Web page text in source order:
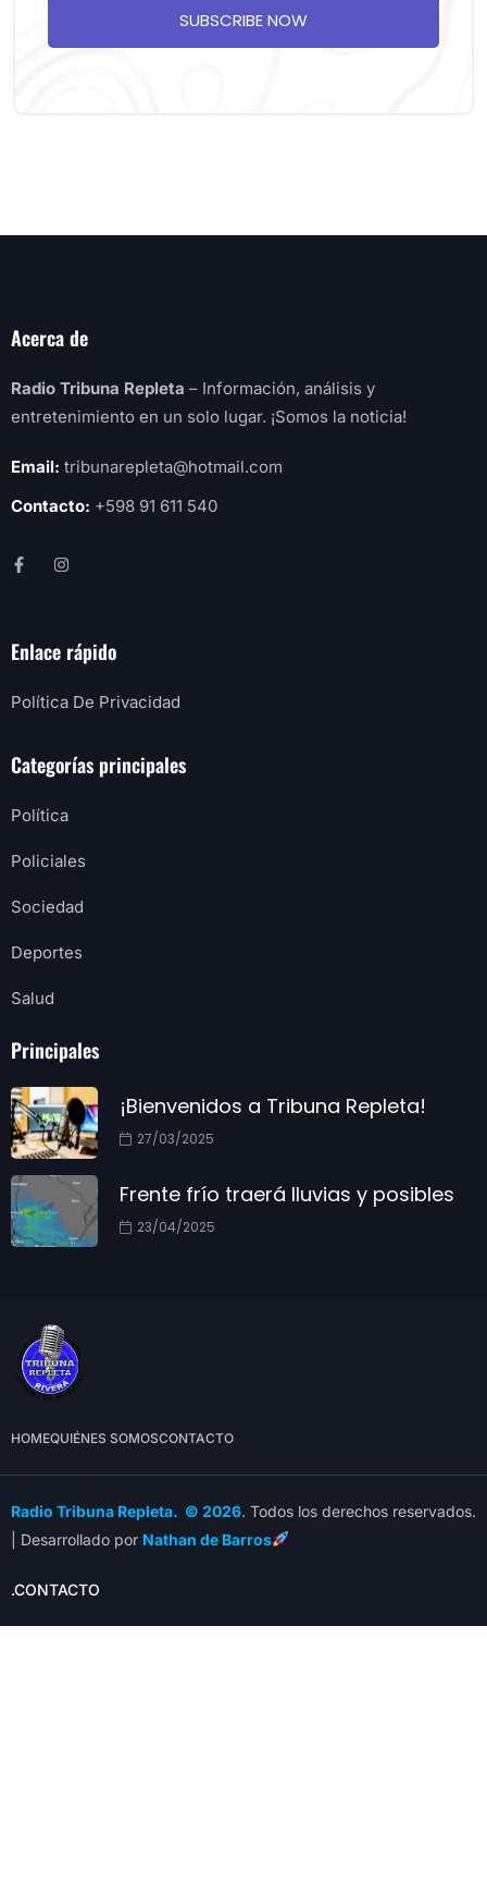
SUBSCRIBE NOW
Acerca de
Radio Tribuna Repleta – Información, análisis y
entretenimiento en un solo lugar. ¡Somos la noticia!
Email: tribunarepleta@hotmail.com
Contacto: +598 91 611 540
Enlace rápido
Política De Privacidad
Categorías principales
Política
Policiales
Sociedad
Deportes
Salud
Principales
¡Bienvenidos a Tribuna Repleta!
27/03/2025
Frente frío traerá lluvias y posibles
23/04/2025
HOMEQUIÉNES SOMOSCONTACTO
Radio Tribuna Repleta. © 2026. Todos los derechos reservados.
| Desarrollado por Nathan de Barros
.CONTACTO